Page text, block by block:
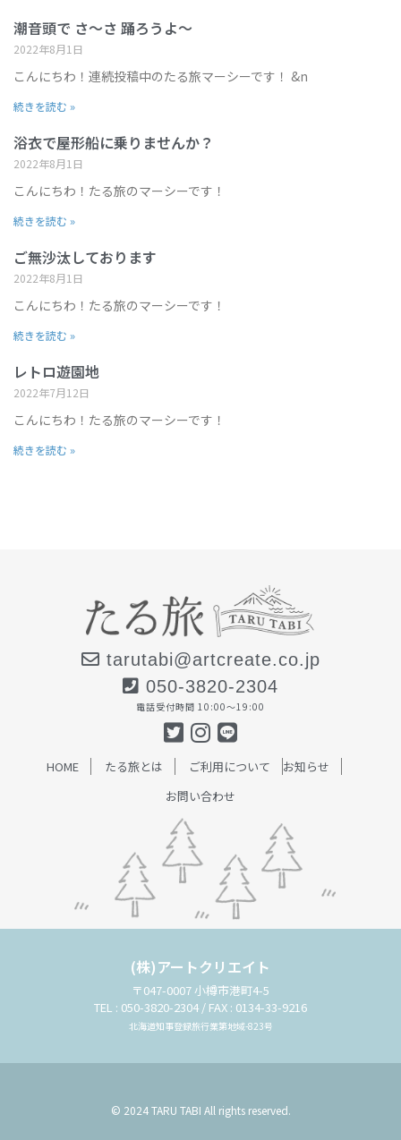
潮音頭で さ～さ 踊ろうよ～
2022年8月1日
こんにちわ！連続投稿中のたる旅マーシーです！ &n
続きを読む »
浴衣で屋形船に乗りませんか？
2022年8月1日
こんにちわ！たる旅のマーシーです！
続きを読む »
ご無沙汰しております
2022年8月1日
こんにちわ！たる旅のマーシーです！
続きを読む »
レトロ遊園地
2022年7月12日
こんにちわ！たる旅のマーシーです！
続きを読む »
tarutabi@artcreate.co.jp
050-3820-2304
電話受付時間 10:00〜19:00
HOME たる旅とは ご利用について
お知らせ
お問い合わせ
(株)アートクリエイト
〒047-0007 小樽市港町4-5
TEL : 050-3820-2304 / FAX : 0134-33-9216
北海道知事登録旅行業第地域-823号
© 2024 TARU TABI All rights reserved.